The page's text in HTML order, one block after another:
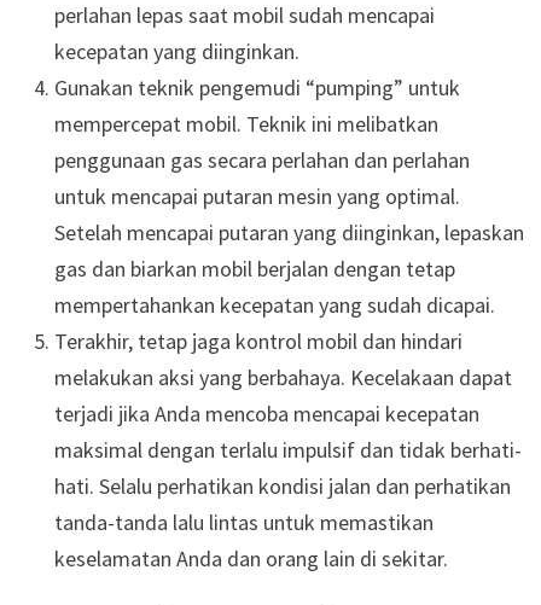
perlahan lepas saat mobil sudah mencapai
kecepatan yang diinginkan.
Gunakan teknik pengemudi “pumping” untuk
mempercepat mobil. Teknik ini melibatkan
penggunaan gas secara perlahan dan perlahan
untuk mencapai putaran mesin yang optimal.
Setelah mencapai putaran yang diinginkan, lepaskan
gas dan biarkan mobil berjalan dengan tetap
mempertahankan kecepatan yang sudah dicapai.
Terakhir, tetap jaga kontrol mobil dan hindari
melakukan aksi yang berbahaya. Kecelakaan dapat
terjadi jika Anda mencoba mencapai kecepatan
maksimal dengan terlalu impulsif dan tidak berhati-
hati. Selalu perhatikan kondisi jalan dan perhatikan
tanda-tanda lalu lintas untuk memastikan
keselamatan Anda dan orang lain di sekitar.